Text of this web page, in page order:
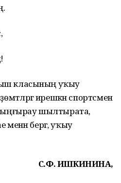
класының уҡыу
ирешкән спортсмен
шылтырата,
менән бергә, уҡыу
С.Ф. ИШКИНИНА,